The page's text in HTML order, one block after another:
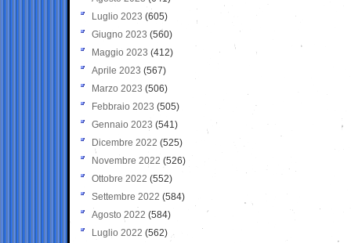
Luglio 2023 (605)
Giugno 2023 (560)
Maggio 2023 (412)
Aprile 2023 (567)
Marzo 2023 (506)
Febbraio 2023 (505)
Gennaio 2023 (541)
Dicembre 2022 (525)
Novembre 2022 (526)
Ottobre 2022 (552)
Settembre 2022 (584)
Agosto 2022 (584)
Luglio 2022 (562)